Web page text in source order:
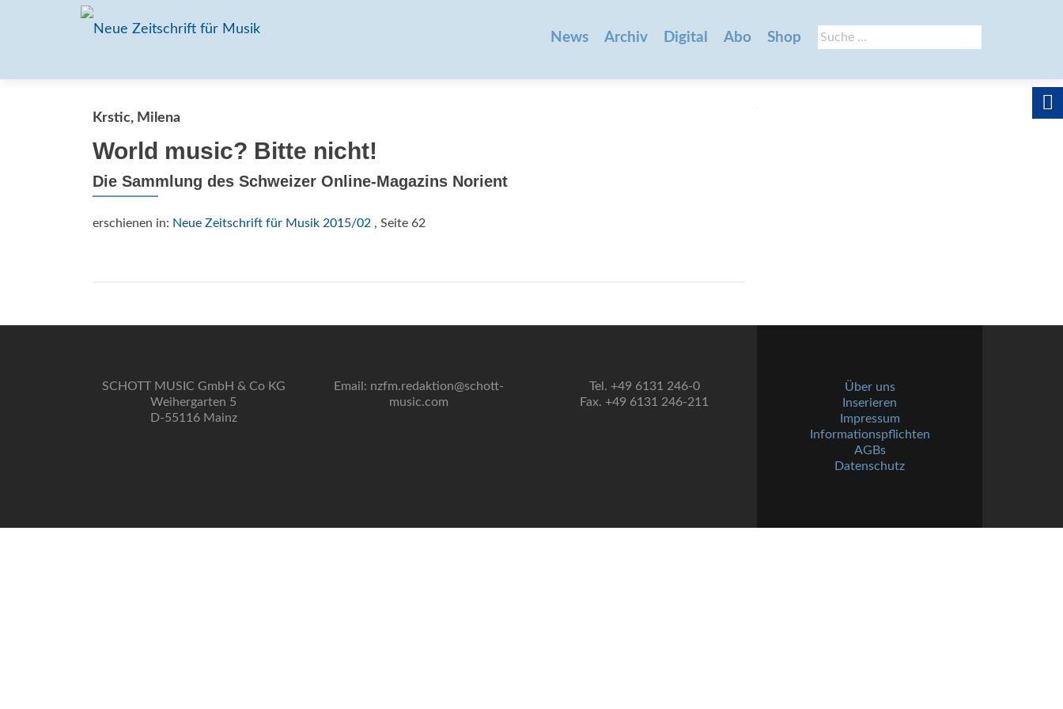
Suche
nach:
News Archiv Digital Abo Shop
Krstic, Milena
World music? Bitte nicht!
Die Sammlung des Schweizer Online-Magazins Norient
erschienen in: Neue Zeitschrift für Musik 2015/02 , Seite 62
SCHOTT MUSIC GmbH & Co KG
Weihergarten 5
D-55116 Mainz
Email: nzfm.redaktion@schott-
music.com
Tel. +49 6131 246-0
Fax. +49 6131 246-211
Über uns
Inserieren
Impressum
Informationspflichten
AGBs
Datenschutz